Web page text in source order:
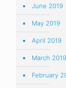
June 2019
May 2019
April 2019
March 2019
February